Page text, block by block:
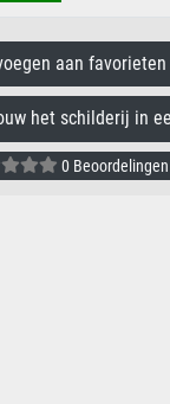
aan favorieten
het schilderij in
0 Beoordelingen